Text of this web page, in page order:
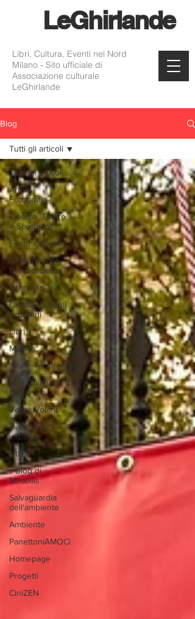
LeGhirlande
Libri, Cultura, Eventi nel Nord
Milano - Sito ufficiale di
Associazione culturale
LeGhirlande
Blog
Tutti gli articoli
Arte &
Fotografia
Cinema, Teatro
e Spettacoli
Feste e Sagre
Gli Autori del
Giovedì Sera
Interviste
La lotteria degli
scontrini
Libri
Musica
Storie Taciute
Una Ghirlanda di
Libri
Verba Volant
Eventi ed
iniziative
Utilità
Il Blog di
Mirabilis
Salvaguardia
dell'ambiente
Ambiente
PanettoniAMOCi
Homepage
Progetti
CiniZEN
Tutti gli articoli